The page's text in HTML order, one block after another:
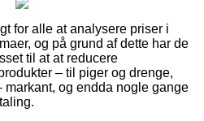
for alle at analysere priser i
og på grund af dette har de
til at at reducere
– til piger og drenge,
markant, og endda nogle gange